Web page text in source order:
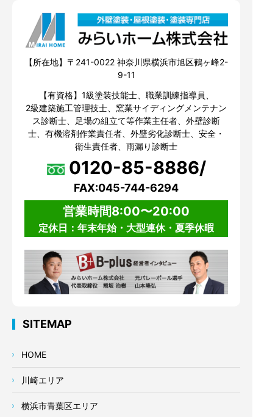
【所在地】〒241-0022 神奈川県横浜市旭区鶴ヶ峰2-
9-11
【有資格】1級塗装技能士、職業訓練指導員、
2級建築施工管理技士、窯業サイディングメンテナン
ス診断士、足場の組立て等作業主任者、外壁診断
士、有機溶剤作業責任者、外壁劣化診断士、安全・
衛生責任者、雨漏り診断士
0120-85-8886/
FAX:045-744-6294
営業時間8:00〜20:00
定休日：年末年始・大型連休・夏季休暇
SITEMAP
HOME
川崎エリア
横浜市青葉区エリア